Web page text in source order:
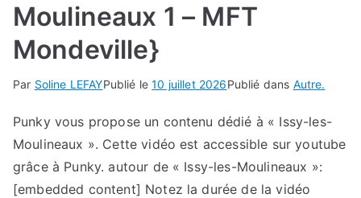
Moulineaux 1 – MFT
Mondeville}
Par Soline LEFAYPublié le10 juillet 2026Publié dans Autre.
Punky vous propose un contenu dédié à « Issy-les-
Moulineaux ». Cette vidéo est accessible sur youtube
grâce à Punky. autour de « Issy-les-Moulineaux »:
[embedded content] Notez la durée de la vidéo